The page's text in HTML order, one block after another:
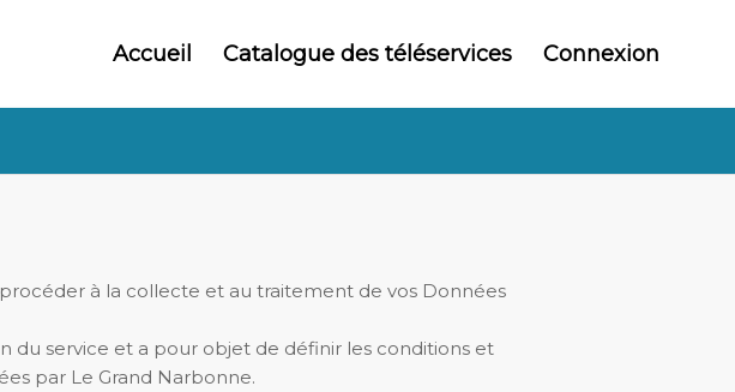
Accueil Catalogue des téléservices Connexion
à la collecte et au traitement de vos Données
du service et a pour objet de définir les conditions et
par Le Grand Narbonne.